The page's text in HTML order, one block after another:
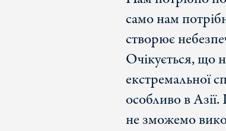
само нам
створює
Очікується, що
екстремальної
особливо в
не зможемо